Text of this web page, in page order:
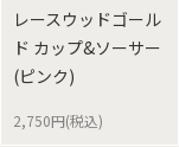
レースウッドゴール
ド カップ&ソーサー
(ピンク)
2,750円(税込)